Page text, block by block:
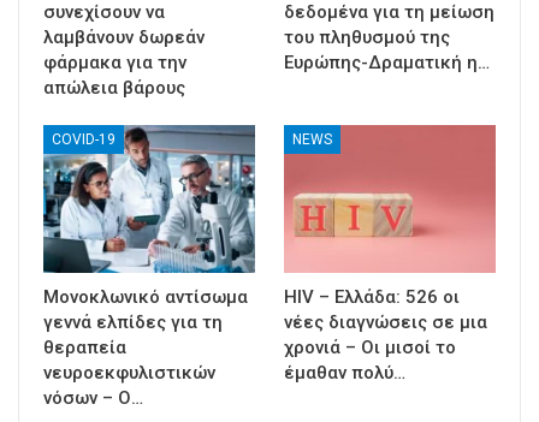
συνεχίσουν να
λαμβάνουν δωρεάν
φάρμακα για την
απώλεια βάρους
δεδομένα για τη μείωση
του πληθυσμού της
Ευρώπης-Δραματική η…
COVID-19
Μονοκλωνικό αντίσωμα
γεννά ελπίδες για τη
θεραπεία
νευροεκφυλιστικών
νόσων – Ο…
NEWS
HIV – Ελλάδα: 526 οι
νέες διαγνώσεις σε μια
χρονιά – Οι μισοί το
έμαθαν πολύ…